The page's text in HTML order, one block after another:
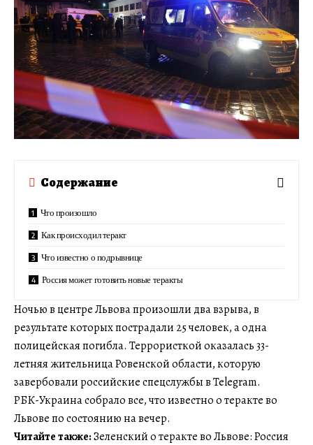
Содержание
Что произошло
Как происходил теракт
Что известно о подрывнице
Россия может готовить новые теракты
Ночью в центре Львова произошли два взрыва, в
результате которых пострадали 25 человек, а одна
полицейская погибла. Террористкой оказалась 33-
летняя жительница Ровенской области, которую
завербовали российские спецслужбы в Telegram.
РБК-Украина собрало все, что известно о теракте во
Львове по состоянию на вечер.
Читайте также:Зеленский о теракте во Львове: Россия